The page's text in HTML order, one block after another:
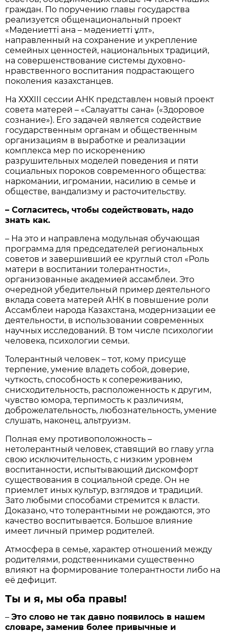
граждан. По поручению главы государства
реализуется общенациональный проект
«Мәдениетті ана – мәдениетті ұлт»,
направленный на сохранение и укрепление
семейных ценностей, национальных традиций,
на совершенствование системы духовно-
нравственного воспитания подрастающего
поколения казахстанцев.
На ХХХІІІ сессии АНК представлен новый проект
совета матерей – «Салауатты сана» («Здоровое
сознание»). Его задачей является содействие
государственным органам и общественным
организациям в выработке и реализации
комплекса мер по искоренению
разрушительных моделей поведения и пяти
социальных пороков современного общества:
наркомании, игромании, насилию в семье и
обществе, вандализму и расточительству.
– Согласитесь, чтобы содействовать, надо
знать как.
– На это и направлена модульная обучающая
программа для председателей региональных
советов и завершивший ее круглый стол «Роль
матери в воспитании толерантности»,
организованные академией ассамблеи. Это
очередной убедительный пример деятельного
вклада совета матерей АНК в повышение роли
Ассамблеи народа Казахстана, модернизации ее
деятельности, в использовании современных
научных исследований. В том числе психологии
человека, психологии семьи.
Толерантный человек – тот, кому присуще
терпение, умение владеть собой, доверие,
чуткость, способность к сопереживанию,
снисходительность, расположенность к другим,
чувство юмора, терпимость к различиям,
доброжелательность, любознательность, умение
слушать, наконец, альтруизм.
Полная ему противоположность –
нетолерантный человек, ставящий во главу угла
свою исключительность, с низким уровнем
воспитанности, испытывающий дискомфорт
существования в социальной среде. Он не
приемлет иных культур, взглядов и традиций.
Зато любыми способами стремится к власти.
Доказано, что толерантными не рождаются, это
качество воспитывается. Большое влияние
имеет личный пример родителей.
Атмосфера в семье, характер отношений между
родителями, родственниками существенно
влияют на формирование толерантности либо на
её дефицит.
Ты и я, мы оба правы!
–Это слово не так давно появилось в нашем
словаре, заменив более привычные и